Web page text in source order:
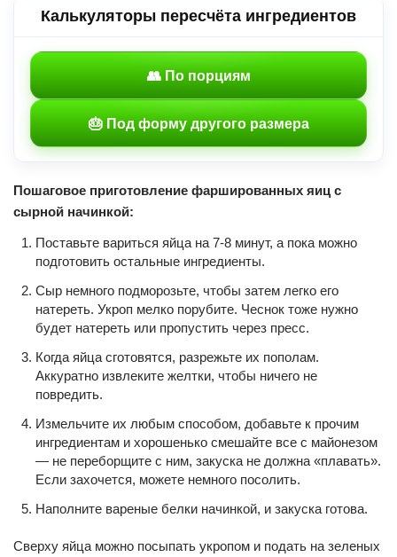
Калькуляторы пересчёта ингредиентов
👥 По порциям
🎂 Под форму другого размера
Пошаговое приготовление фаршированных яиц с
сырной начинкой:
Поставьте вариться яйца на 7-8 минут, а пока можно
подготовить остальные ингредиенты.
Сыр немного подморозьте, чтобы затем легко его
натереть. Укроп мелко порубите. Чеснок тоже нужно
будет натереть или пропустить через пресс.
Когда яйца сготовятся, разрежьте их пополам.
Аккуратно извлеките желтки, чтобы ничего не
повредить.
Измельчите их любым способом, добавьте к прочим
ингредиентам и хорошенько смешайте все с майонезом
— не переборщите с ним, закуска не должна «плавать».
Если захочется, можете немного посолить.
Наполните вареные белки начинкой, и закуска готова.
Сверху яйца можно посыпать укропом и подать на зеленых